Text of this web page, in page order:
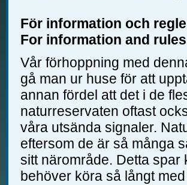
För information och
For information and
Vår förhoppning med
gå man ur huse för att
annan fördel att det i de
naturreservaten oftast
våra utsända signaler.
eftersom de är så många
sitt närområde. Detta spar
behöver köra så långt